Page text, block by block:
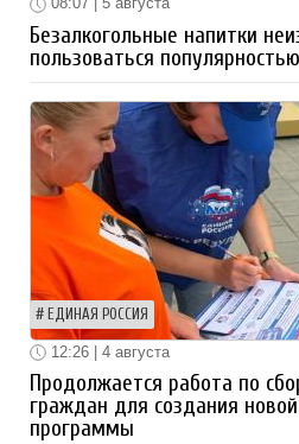
Безалкогольные напитки
пользоваться популярностью
ЕДИНАЯ РОССИЯ
12:26 | 4 августа
Продолжается работа по
граждан для создания
программы